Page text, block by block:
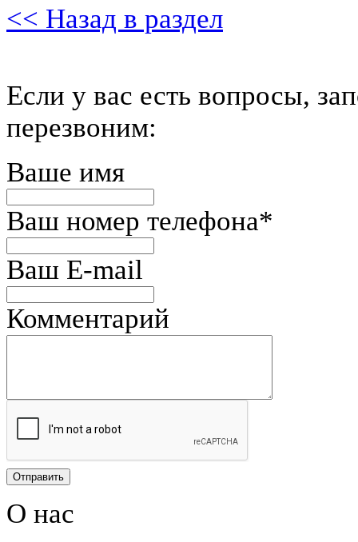
<< Назад в раздел
Если у вас есть вопросы,
перезвоним:
Ваше имя
Ваш номер телефона*
Ваш E-mail
Комментарий
О нас